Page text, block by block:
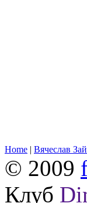
Home | Вячеслав
© 2009
Клуб